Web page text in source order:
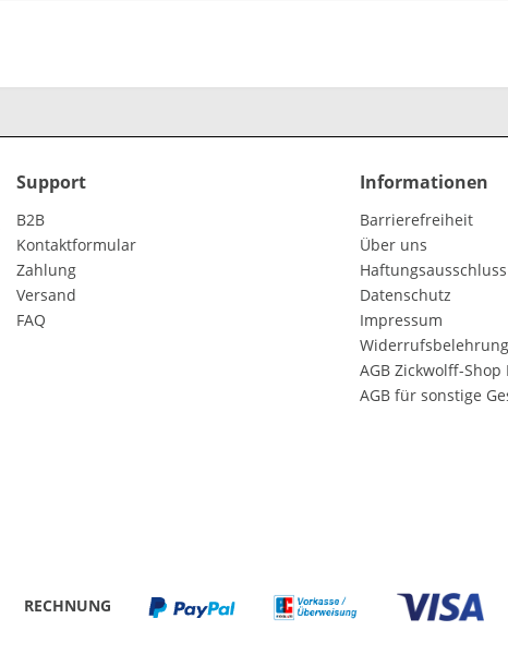
Support
B2B
Kontaktformular
Zahlung
Versand
FAQ
Informationen
Barrierefreiheit
Über uns
Haftungsausschluss
Datenschutz
Impressum
Widerrufsbelehrung
AGB Zickwolff-
AGB für sonstige
RECHNUNG